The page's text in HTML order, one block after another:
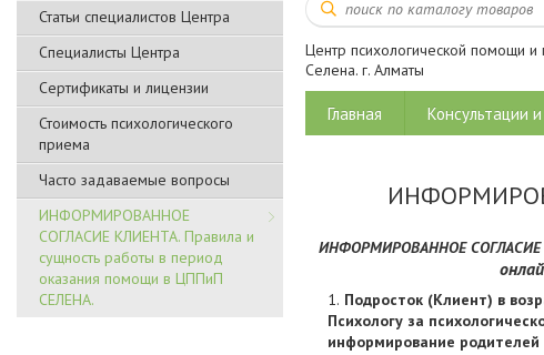
Статьи специалистов Центра
Специалисты Центра
Сертификаты и лицензии
Стоимость психологического
приема
Часто задаваемые вопросы
ИНФОРМИРОВАННОЕ
СОГЛАСИЕ КЛИЕНТА. Правила и
сущность работы в период
оказания помощи в ЦППиП
СЕЛЕНА.
Центр психологической помощи
Селена. г. Алматы
Главная Консультации
ИНФОРМИРОВАННОЕ СОГЛАСИЕ
Подросток (Клиент) в
Психологу за
информирование